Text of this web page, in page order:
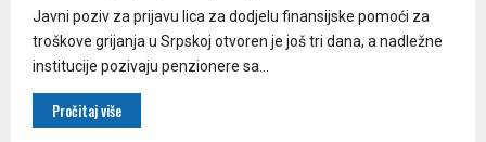
Javni poziv za prijavu lica za dodjelu finansijske pomoći za
troškove grijanja u Srpskoj otvoren je još tri dana, a nadležne
institucije pozivaju penzionere sa...
Pročitaj više